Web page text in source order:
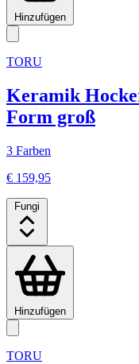
Hinzufügen
TORU
Keramik
Form groß
3 Farben
€ 159,95
Fungi
Hinzufügen
TORU